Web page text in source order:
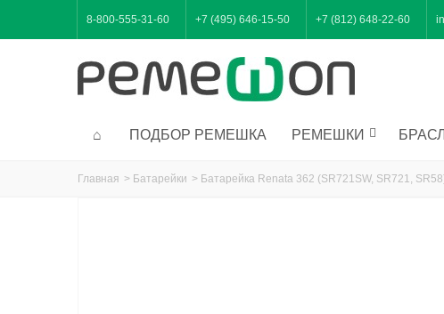
8-800-555-31-60 +7 (495) 646-15-50 +7 (812) 648-22-60
ПОДБОР РЕМЕШКА РЕМЕШКИ
Главная > Батарейки > Батарейка Renata 362 (SR721SW, SR721,